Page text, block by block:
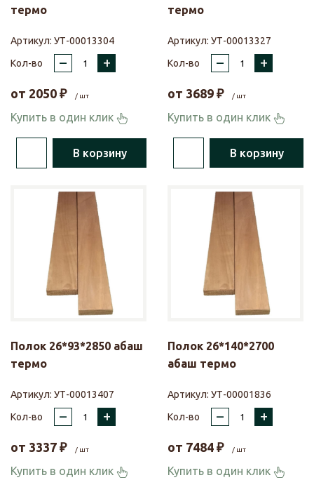
термо
Артикул: УТ-00013304
Кол-во
– +
от 2050 ₽ / шт
Купить в один клик
В корзину
термо
Артикул: УТ-00013327
Кол-во
– +
от 3689 ₽ / шт
Купить в один клик
В корзину
Полок 26*93*2850 абаш
термо
Артикул: УТ-00013407
Кол-во
– +
от 3337 ₽ / шт
Купить в один клик
Полок 26*140*2700
абаш термо
Артикул: УТ-00001836
Кол-во
– +
от 7484 ₽ / шт
Купить в один клик